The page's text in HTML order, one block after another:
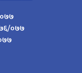
०७७